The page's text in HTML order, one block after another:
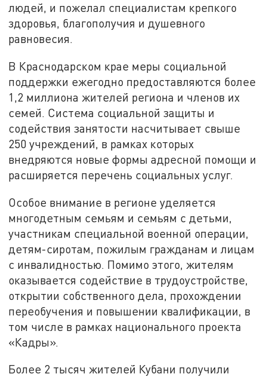
людей, и пожелал специалистам крепкого
здоровья, благополучия и душевного
равновесия.
В Краснодарском крае меры социальной
поддержки ежегодно предоставляются более
1,2 миллиона жителей региона и членов их
семей. Система социальной защиты и
содействия занятости насчитывает свыше
250 учреждений, в рамках которых
внедряются новые формы адресной помощи и
расширяется перечень социальных услуг.
Особое внимание в регионе уделяется
многодетным семьям и семьям с детьми,
участникам специальной военной операции,
детям-сиротам, пожилым гражданам и лицам
с инвалидностью. Помимо этого, жителям
оказывается содействие в трудоустройстве,
открытии собственного дела, прохождении
переобучения и повышении квалификации, в
том числе в рамках национального проекта
«Кадры».
Более 2 тысяч жителей Кубани получили